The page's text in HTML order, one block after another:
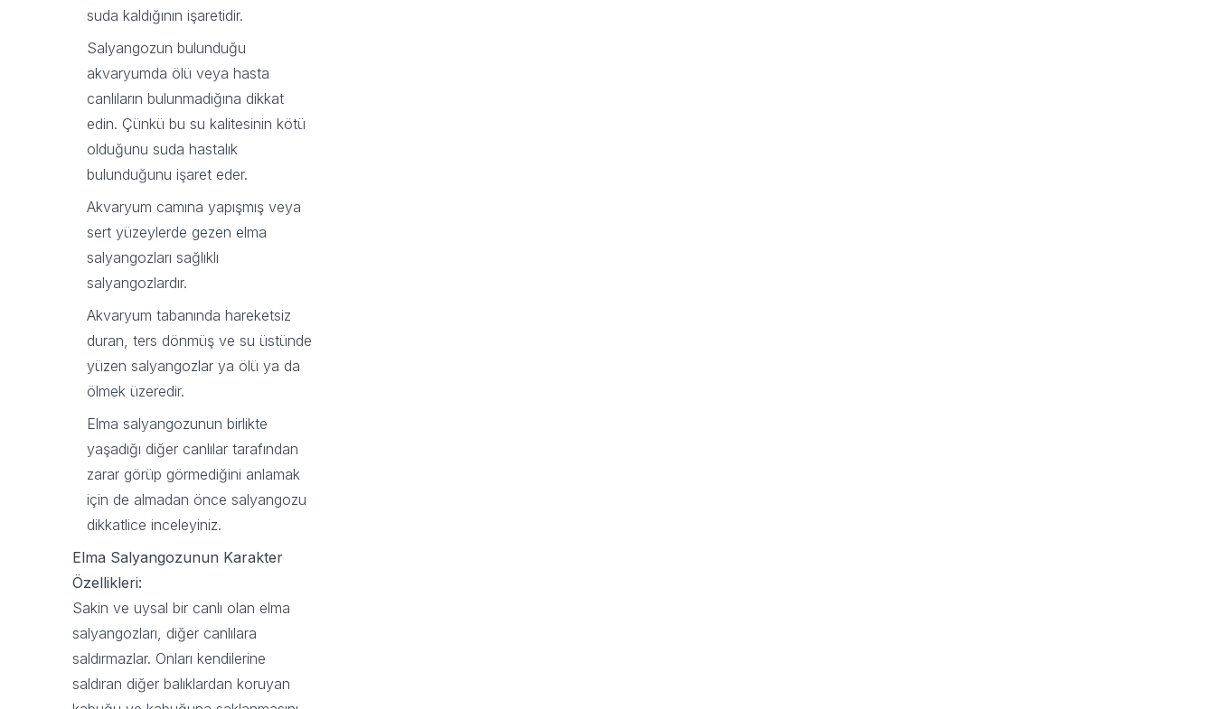
suda kaldığının işaretidir.
Salyangozun bulunduğu
akvaryumda ölü veya hasta
canlıların bulunmadığına dikkat
edin. Çünkü bu su kalitesinin kötü
olduğunu suda hastalık
bulunduğunu işaret eder.
Akvaryum camına yapışmış veya
sert yüzeylerde gezen elma
salyangozları sağlıklı
salyangozlardır.
Akvaryum tabanında hareketsiz
duran, ters dönmüş ve su üstünde
yüzen salyangozlar ya ölü ya da
ölmek üzeredir.
Elma salyangozunun birlikte
yaşadığı diğer canlılar tarafından
zarar görüp görmediğini anlamak
için de almadan önce salyangozu
dikkatlice inceleyiniz.
Elma Salyangozunun Karakter
Özellikleri:
Sakin ve uysal bir canlı olan elma
salyangozları, diğer canlılara
saldırmazlar. Onları kendilerine
saldıran diğer balıklardan koruyan